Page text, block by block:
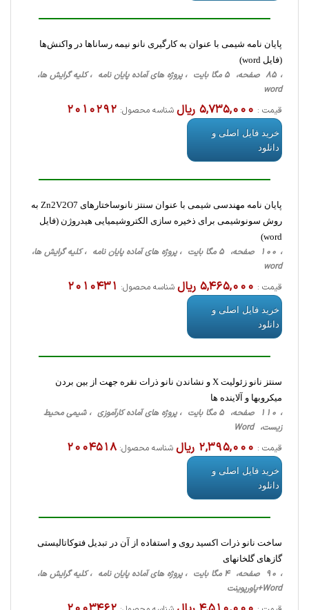
پایان نامه شیمی با عنوان به کارگیری نانو نیمه رساناها در واکنش‌ها
(فایل word)
، 85 صفحه، 5 مگا بایت ، پروژه های آماده پایان نامه ، کلیه گرایش ها،
word
قیمت : 5,735,000 ریال شناسه محصول: 2010292
خرید فایل اصلی و
دانلود
پایان نامه مهندسی شیمی با عنوان سنتز نانوساختارهای Zn2V2O7 به
روش سونوشیمی برای ذخیره سازی الکتروشیمیایی هیدروژن (فایل
word)
، 100 صفحه، 5 مگا بایت ، پروژه های آماده پایان نامه ، کلیه گرایش ها،
word
قیمت : 5,465,000 ریال شناسه محصول: 2010431
خرید فایل اصلی و
دانلود
سنتز نانو زئولیت X و نشاندن نانو ذرات نقره جهت از بین بردن
میکروبها و آلاینده ها
، 110 صفحه، 5 مگا بایت ، پروژه های آماده کارآموزی ، شیمی محیط
زیست، Word
قیمت : 2,395,000 ریال شناسه محصول: 2004518
خرید فایل اصلی و
دانلود
ساخت نانو ذرات اکسید روی و استفاده از آن در تبدیل فتوکاتالیستی
گازهای گلخانهای
، 90 صفحه، 4 مگا بایت ، پروژه های آماده پایان نامه ، کلیه گرایش ها،
Word+پاورپوینت